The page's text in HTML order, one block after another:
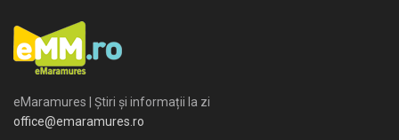
eMaramures | Știri și informații la zi
office@emaramures.ro